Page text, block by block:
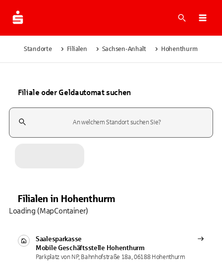
Suche
Standorte Filialen Sachsen-Anhalt Hohenthurm
Filiale oder Geldautomat suchen
Suchfeld
Filialen in Hohenthurm
Saalesparkasse
Mobile Geschäftsstelle Hohenthurm
Parkplatz von NP, Bahnhofstraße 18a, 06188 Hohenthurm
Loading (MapContainer)